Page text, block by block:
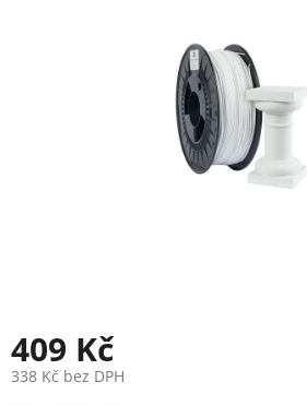
409 Kč
338 Kč bez DPH